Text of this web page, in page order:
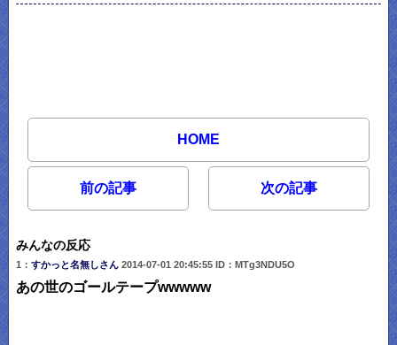
HOME
前の記事 次の記事
みんなの反応
1： すかっと名無しさん 2014-07-01 20:45:55 ID：MTg3NDU5O
あの世のゴールテープwwwww